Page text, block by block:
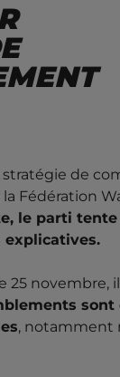
de
Fédération
le parti
25 novembre,
, notamment